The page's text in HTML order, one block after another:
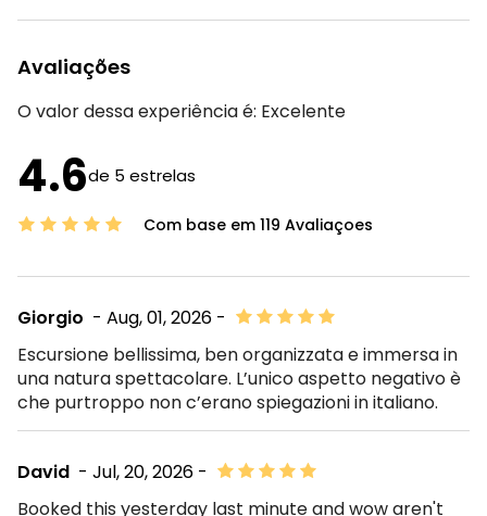
Avaliações
O valor dessa experiência é: Excelente
4.6de 5 estrelas
Com base em 119 Avaliaçoes
- Aug, 01, 2026 -
Giorgio
Escursione bellissima, ben organizzata e immersa in
una natura spettacolare. L’unico aspetto negativo è
che purtroppo non c’erano spiegazioni in italiano.
- Jul, 20, 2026 -
David
Booked this yesterday last minute and wow aren't